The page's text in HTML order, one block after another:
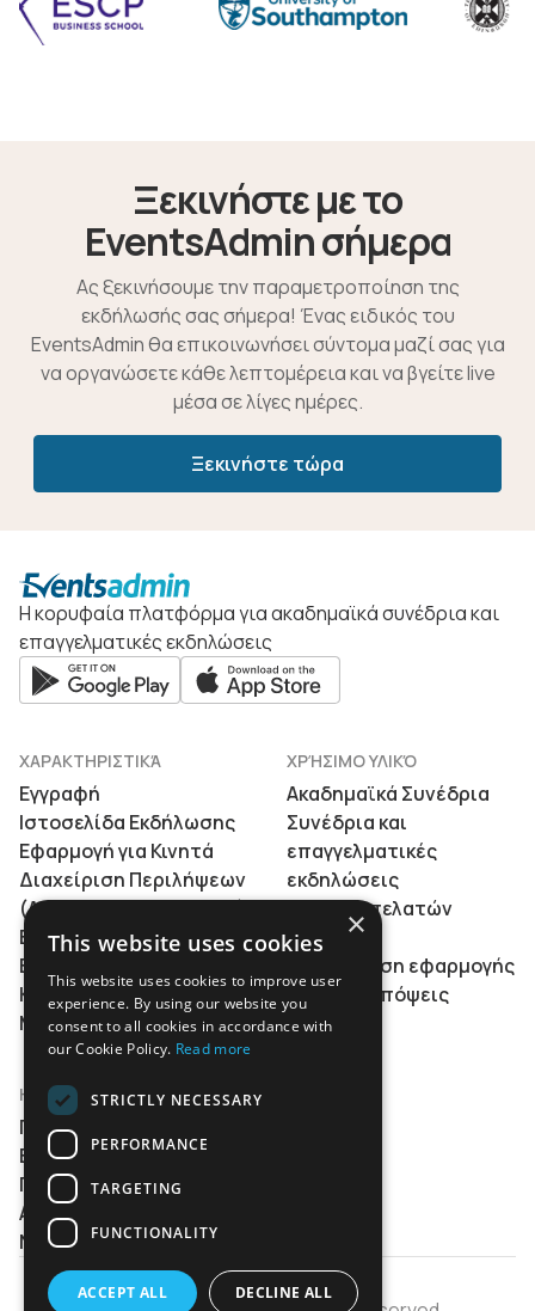
Ξεκινήστε με το
EventsAdmin σήμερα
Ας ξεκινήσουμε την παραμετροποίηση της
εκδήλωσής σας σήμερα! Ένας ειδικός του
EventsAdmin θα επικοινωνήσει σύντομα μαζί σας για
να οργανώσετε κάθε λεπτομέρεια και να βγείτε live
μέσα σε λίγες ημέρες.
Ξεκινήστε τώρα
Η κορυφαία πλατφόρμα για ακαδημαϊκά συνέδρια και
επαγγελματικές εκδηλώσεις
ΧΑΡΑΚΤΗΡΙΣΤΙΚΆ
Εγγραφή
Ιστοσελίδα Εκδήλωσης
Εφαρμογή για Κινητά
Διαχείριση Περιλήψεων
(Abstract Management)
Ενσωματώσεις &
Επεκτασιμότητα
Κατά τη Διάρκεια και
Μετά την Εκδήλωση
ΧΡΉΣΙΜΟ ΥΛΙΚΌ
Ακαδημαϊκά Συνέδρια
Συνέδρια και
επαγγελματικές
εκδηλώσεις
Είσοδος πελατών
Τιμές
Παρουσίαση εφαρμογής
Άρθρα & απόψεις
Η ΕΤΑΙΡΕΊΑ
Ποιοι είμαστε
Επικοινωνία
Γίνετε συνεργάτης
Αίτημα παρουσίασης
Newsletter
×
This website uses cookies
This website uses cookies to improve user
experience. By using our website you
consent to all cookies in accordance with
our Cookie Policy. Read more
STRICTLY NECESSARY
PERFORMANCE
TARGETING
FUNCTIONALITY
ACCEPT ALL DECLINE ALL